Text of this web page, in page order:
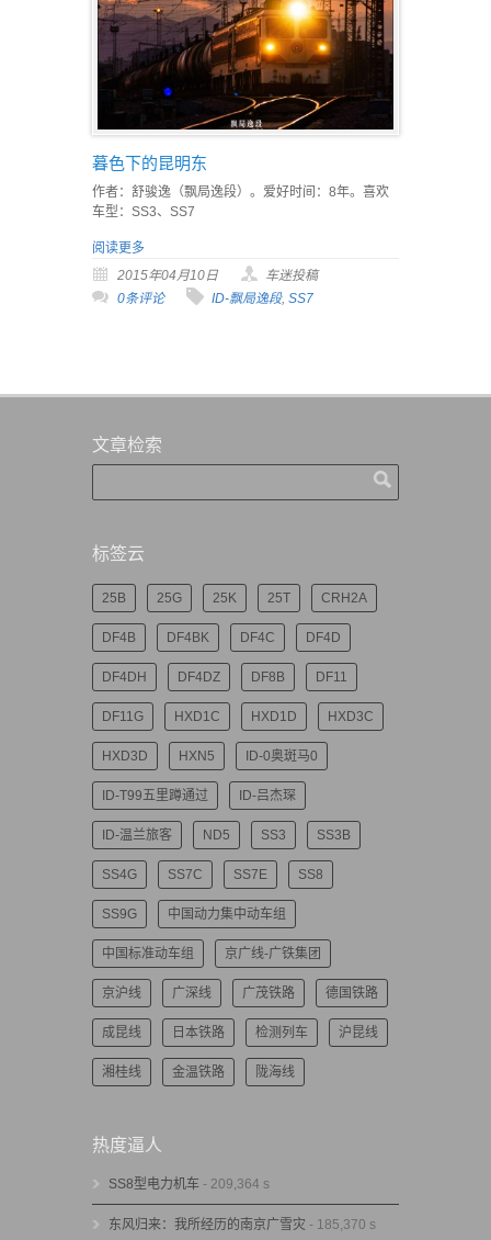
暮色下的昆明东
作者：舒骏逸（飘局逸段）。爱好时间：8年。喜欢
车型：SS3、SS7
阅读更多
2015年04月10日
车迷投稿
0条评论
ID-飘局逸段, SS7
文章检索
标签云
25B 25G 25K 25T CRH2A
DF4B DF4BK DF4C DF4D
DF4DH DF4DZ DF8B DF11
DF11G HXD1C HXD1D HXD3C
HXD3D HXN5 ID-0奥斑马0
ID-T99五里蹲通过 ID-吕杰琛
ID-温兰旅客 ND5 SS3 SS3B
SS4G SS7C SS7E SS8
SS9G 中国动力集中动车组
中国标准动车组 京广线-广铁集团
京沪线 广深线 广茂铁路 德国铁路
成昆线 日本铁路 检测列车 沪昆线
湘桂线 金温铁路 陇海线
热度逼人
SS8型电力机车 - 209,364 s
东风归来：我所经历的南京广雪灾 - 185,370 s